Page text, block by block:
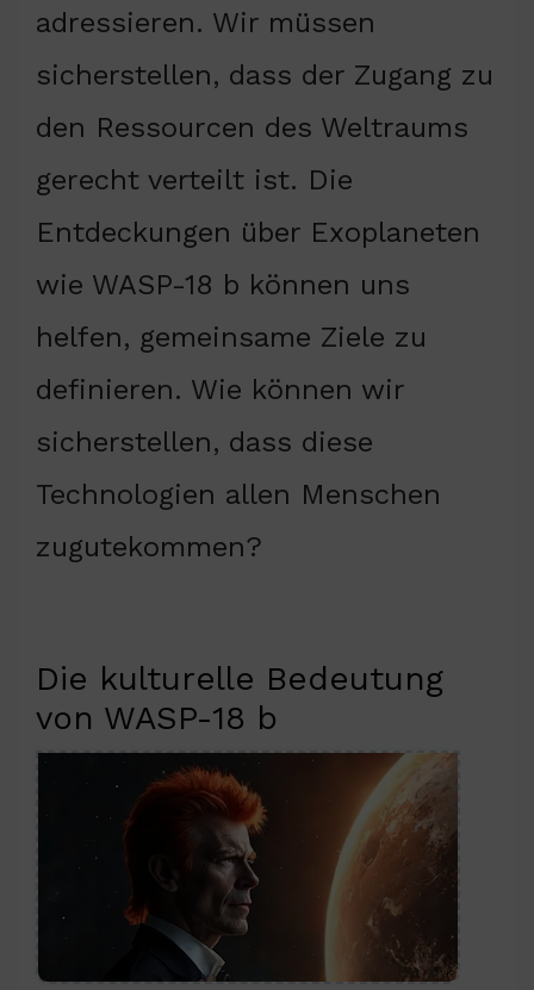
adressieren. Wir müssen
sicherstellen, dass der Zugang zu
den Ressourcen des Weltraums
gerecht verteilt ist. Die
Entdeckungen über Exoplaneten
wie WASP-18 b können uns
helfen, gemeinsame Ziele zu
definieren. Wie können wir
sicherstellen, dass diese
Technologien allen Menschen
zugutekommen?
Die kulturelle Bedeutung
von WASP-18 b